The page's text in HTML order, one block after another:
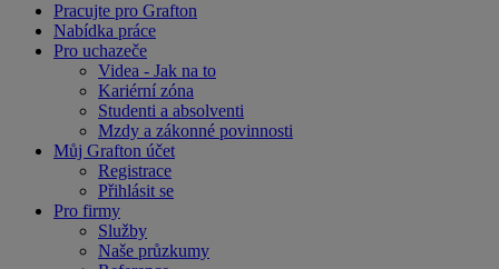
Pracujte pro Grafton
Nabídka práce
Pro uchazeče
Videa - Jak na to
Kariérní zóna
Studenti a absolventi
Mzdy a zákonné povinnosti
Můj Grafton účet
Registrace
Přihlásit se
Pro firmy
Služby
Naše průzkumy